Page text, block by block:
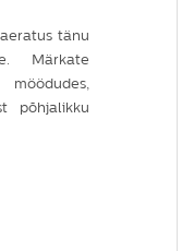
tänu
Märkate
põhjalikku